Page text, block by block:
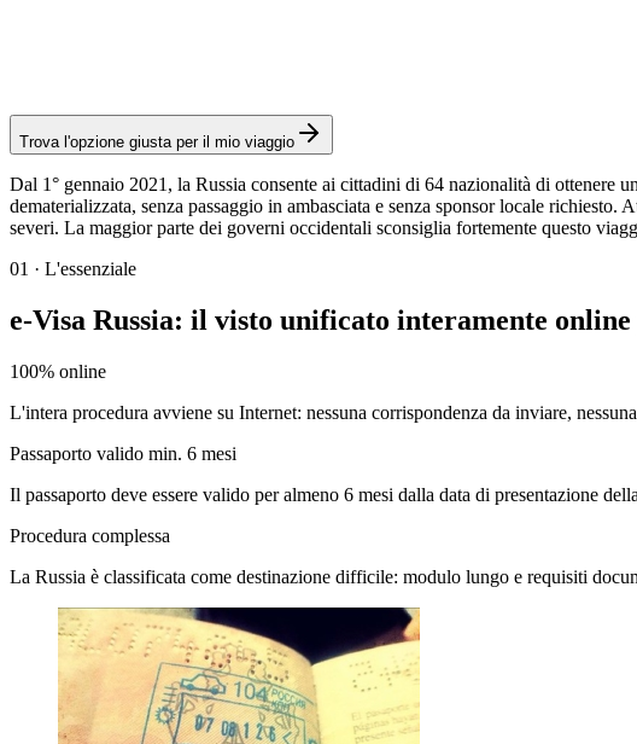
Trova l'opzione giusta per il mio viaggio
Dal 1° gennaio 2021, la Russia consente ai cittadini di 64 nazionalità di
dematerializzata, senza passaggio in ambasciata e senza sponsor locale
severi. La maggior parte dei governi occidentali sconsiglia fortemente questo
01 · L'essenziale
e-Visa Russia: il visto unificato interamente
100% online
L'intera procedura avviene su Internet: nessuna corrispondenza da inviare,
Passaporto valido min. 6 mesi
Il passaporto deve essere valido per almeno 6 mesi dalla data di presentazione
Procedura complessa
La Russia è classificata come destinazione difficile: modulo lungo e requisiti